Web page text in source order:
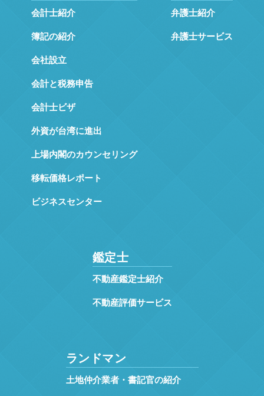
会計士紹介
簿記の紹介
会社設立
会計と税務申告
会計士ビザ
外資が台湾に進出
上場内閣のカウンセリング
移転価格レポート
ビジネスセンター
弁護士紹介
弁護士サービス
鑑定士
不動産鑑定士紹介
不動産評価サービス
ランドマン
土地仲介業者・書記官の紹介